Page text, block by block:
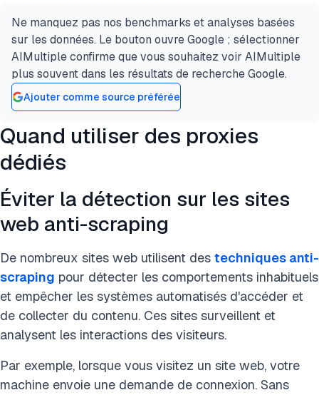
Ne manquez pas nos benchmarks et analyses basées
sur les données. Le bouton ouvre Google ; sélectionner
AIMultiple confirme que vous souhaitez voir AIMultiple
plus souvent dans les résultats de recherche Google.
Ajouter comme source préférée
Quand utiliser des proxies
dédiés
Éviter la détection sur les sites
web anti-scraping
De nombreux sites web utilisent des techniques anti-
scraping pour détecter les comportements inhabituels
et empêcher les systèmes automatisés d'accéder et
de collecter du contenu. Ces sites surveillent et
analysent les interactions des visiteurs.
Par exemple, lorsque vous visitez un site web, votre
machine envoie une demande de connexion. Sans